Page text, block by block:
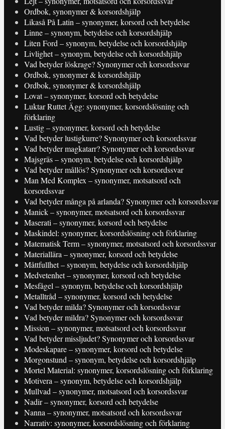
Ordbok, synonymer & korsordshjälp
Likaså På Latin – synonymer, korsord och betydelse
Linne – synonym, betydelse och korsordshjälp
Liten Ford – synonym, betydelse och korsordshjälp
Livlighet – synonym, betydelse och korsordshjälp
Vad betyder löskrage? Synonymer och korsordssvar
Ordbok, synonymer & korsordshjälp
Ordbok, synonymer & korsordshjälp
Lovat – synonymer, korsord och betydelse
Luktar Ruttet Ägg: synonymer, korsordslösning och
förklaring
Lustig – synonymer, korsord och betydelse
Vad betyder lustigkurre? Synonymer och korsordssvar
Vad betyder magkatarr? Synonymer och korsordssvar
Majsgräs – synonym, betydelse och korsordshjälp
Vad betyder mållös? Synonymer och korsordssvar
Man Med Komplex – synonymer, motsatsord och
korsordssvar
Vad betyder många på arlanda? Synonymer och korsordssvar
Manick – synonymer, motsatsord och korsordssvar
Maserati – synonymer, korsord och betydelse
Maskindel: synonymer, korsordslösning och förklaring
Matematisk Term – synonymer, motsatsord och korsordssvar
Materiallära – synonymer, korsord och betydelse
Måttfullhet – synonym, betydelse och korsordshjälp
Medvetenhet – synonymer, korsord och betydelse
Mesfågel – synonym, betydelse och korsordshjälp
Metalltråd – synonymer, korsord och betydelse
Vad betyder milda? Synonymer och korsordssvar
Vad betyder mildra? Synonymer och korsordssvar
Mission – synonymer, motsatsord och korsordssvar
Vad betyder missljudet? Synonymer och korsordssvar
Modeskapare – synonymer, korsord och betydelse
Morgonstund – synonym, betydelse och korsordshjälp
Mortel Material: synonymer, korsordslösning och förklaring
Motivera – synonym, betydelse och korsordshjälp
Mullvad – synonymer, motsatsord och korsordssvar
Nadir – synonymer, korsord och betydelse
Nanna – synonymer, motsatsord och korsordssvar
Narrativ: synonymer, korsordslösning och förklaring